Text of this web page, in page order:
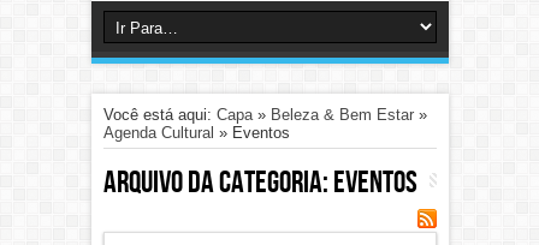
Você está aqui: Capa» Beleza & Bem Estar»
Agenda Cultural » Eventos
Arquivo da categoria:Eventos